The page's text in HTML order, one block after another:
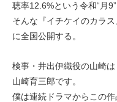
聴率12.6%という令和“月
そんな『イチケイのカラ
に全国公開する。
検事・井出伊織役の山崎
山崎育三郎です。
僕は連続ドラマからこの